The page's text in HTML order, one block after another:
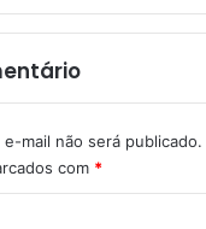
mail não será publicado.
com *